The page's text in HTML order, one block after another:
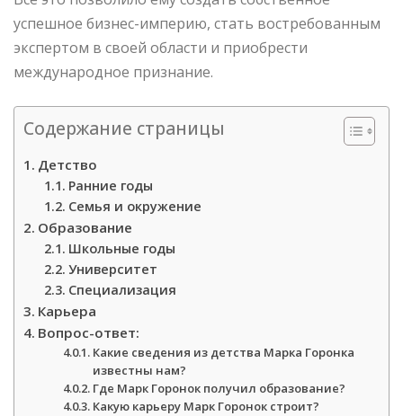
успешное бизнес-империю, стать востребованным
экспертом в своей области и приобрести
международное признание.
Содержание страницы
Детство
Ранние годы
Семья и окружение
Образование
Школьные годы
Университет
Специализация
Карьера
Вопрос-ответ:
Какие сведения из детства Марка Горонка
известны нам?
Где Марк Горонок получил образование?
Какую карьеру Марк Горонок строит?